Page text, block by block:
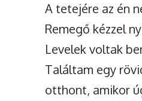
A tetejére az én
Remegő kézzel
Levelek voltak
Találtam egy
otthont, amikor